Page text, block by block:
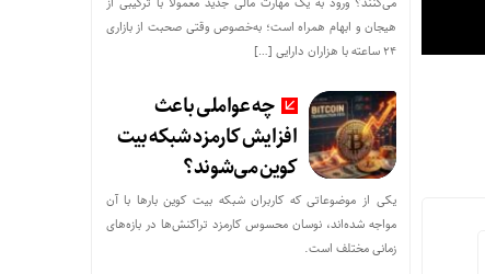
هیجان و ابهام همراه است؛ به‌خصوص وقتی صحبت از بازاری
۲۴ ساعته با هزاران دارایی […]
چه عواملی باعث
افزایش کارمزد شبکه بیت
کوین می‌شوند؟
یکی از موضوعاتی که کاربران شبکه بیت کوین بارها با آن
مواجه شده‌اند، نوسان محسوس کارمزد تراکنش‌ها در بازه‌های
زمانی مختلف است.